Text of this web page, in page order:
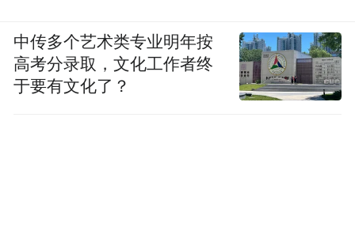
中传多个艺术类专业明年按
高考分录取，文化工作者终
于要有文化了？